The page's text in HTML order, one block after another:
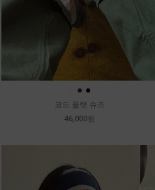
● ●
코드 플랫 슈즈
46,000원